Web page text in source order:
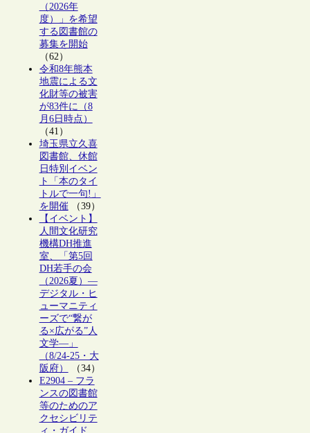
（2026年
度）」を希望
する図書館の
募集を開始
（62）
令和8年熊本
地震による文
化財等の被害
が83件に（8
月6日時点）
（41）
埼玉県立久喜
図書館、休館
日特別イベン
ト「本のタイ
トルで一句!」
を開催（39）
【イベント】
人間文化研究
機構DH推進
室、「第5回
DH若手の会
（2026夏）―
デジタル・ヒ
ューマニティ
ーズで“繋が
る×広がる”人
文学―」
（8/24-25・大
阪府）
（34）
E2904 – フラ
ンスの図書館
等のためのア
クセシビリテ
ィ・ガイド